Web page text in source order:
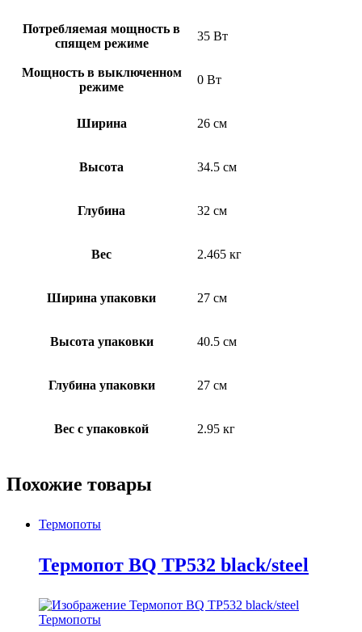
Потребляемая мощность в
спящем режиме
35 Вт
Мощность в выключенном
режиме
0 Вт
Ширина 26 см
Высота 34.5 см
Глубина 32 см
Вес 2.465 кг
Ширина упаковки 27 см
Высота упаковки 40.5 см
Глубина упаковки 27 см
Вес с упаковкой 2.95 кг
Похожие товары
Термопоты
Термопот BQ TP532 black/steel
Термопоты